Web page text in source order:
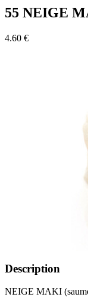
55 NEIGE
4.60 €
Description
NEIGE MAKI